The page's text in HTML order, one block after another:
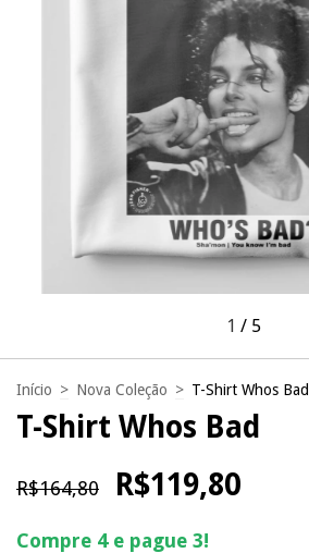
1 / 5
Início > Nova Coleção > T-Shirt Whos Bad
T-Shirt Whos Bad
R$164,80 R$119,80
Compre 4 e pague 3!